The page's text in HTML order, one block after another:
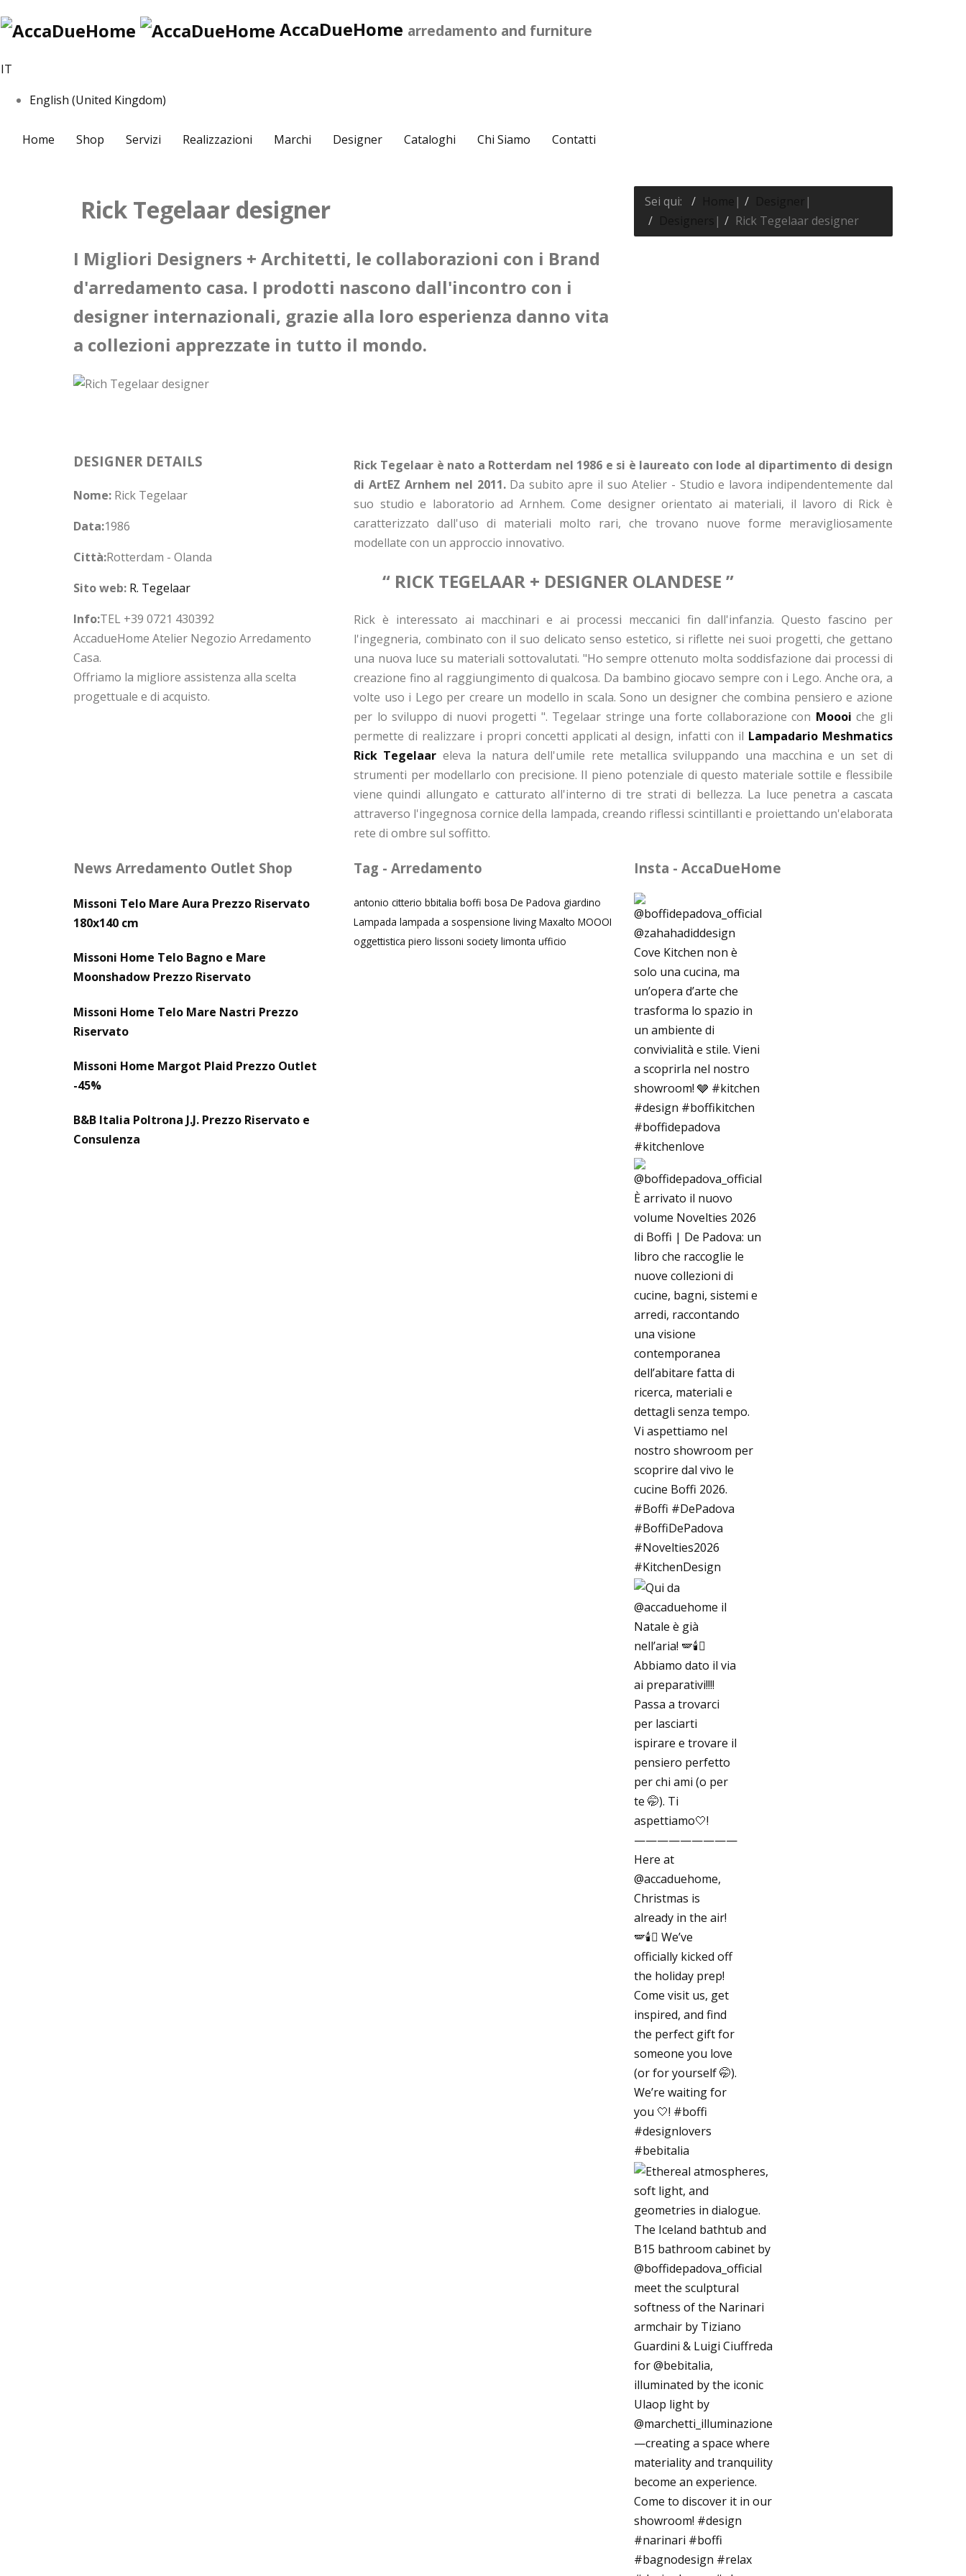
AccaDueHome arredamento and furniture
IT
English (United Kingdom)
Home Shop Servizi Realizzazioni Marchi Designer Cataloghi Chi Siamo Contatti
Rick Tegelaar designer
I Migliori Designers + Architetti, le collaborazioni con i Brand
d'arredamento casa. I prodotti nascono dall'incontro con i
designer internazionali, grazie alla loro esperienza danno vita
a collezioni apprezzate in tutto il mondo.
Sei qui: |
|
| Rick Tegelaar designer
DESIGNER DETAILS
Nome: Rick Tegelaar
Data:1986
Città:Rotterdam - Olanda
Sito web: R. Tegelaar
Info:TEL +39 0721 430392
AccadueHome Atelier Negozio Arredamento
Casa.
Offriamo la migliore assistenza alla scelta
progettuale e di acquisto.
Rick Tegelaar è nato a Rotterdam nel 1986 e si è laureato con lode al dipartimento di design
di ArtEZ Arnhem nel 2011.Da subito apre il suo Atelier - Studio e lavora indipendentemente dal
suo studio e laboratorio ad Arnhem. Come designer orientato ai materiali, il lavoro di Rick è
caratterizzato dall'uso di materiali molto rari, che trovano nuove forme meravigliosamente
modellate con un approccio innovativo.
“ RICK TEGELAAR + DESIGNER OLANDESE ”
Rick è interessato ai macchinari e ai processi meccanici fin dall'infanzia. Questo fascino per
l'ingegneria, combinato con il suo delicato senso estetico, si riflette nei suoi progetti, che gettano
una nuova luce su materiali sottovalutati. "Ho sempre ottenuto molta soddisfazione dai processi di
creazione fino al raggiungimento di qualcosa. Da bambino giocavo sempre con i Lego. Anche ora, a
volte uso i Lego per creare un modello in scala. Sono un designer che combina pensiero e azione
per lo sviluppo di nuovi progetti ". Tegelaar stringe una forte collaborazione con Moooi che gli
permette di realizzare i propri concetti applicati al design, infatti con il Lampadario Meshmatics
Rick Tegelaar eleva la natura dell'umile rete metallica sviluppando una macchina e un set di
strumenti per modellarlo con precisione. Il pieno potenziale di questo materiale sottile e flessibile
viene quindi allungato e catturato all'interno di tre strati di bellezza. La luce penetra a cascata
attraverso l'ingegnosa cornice della lampada, creando riflessi scintillanti e proiettando un'elaborata
rete di ombre sul soffitto.
News Arredamento Outlet Shop
Missoni Telo Mare Aura Prezzo Riservato
180x140 cm
Missoni Home Telo Bagno e Mare
Moonshadow Prezzo Riservato
Missoni Home Telo Mare Nastri Prezzo
Riservato
Missoni Home Margot Plaid Prezzo Outlet
-45%
B&B Italia Poltrona J.J. Prezzo Riservato e
Consulenza
Tag - Arredamento
antonio citterio bbitalia boffi bosa De Padova giardino
Lampada lampada a sospensione living Maxalto MOOOI
oggettistica piero lissoni society limonta ufficio
Insta - AccaDueHome